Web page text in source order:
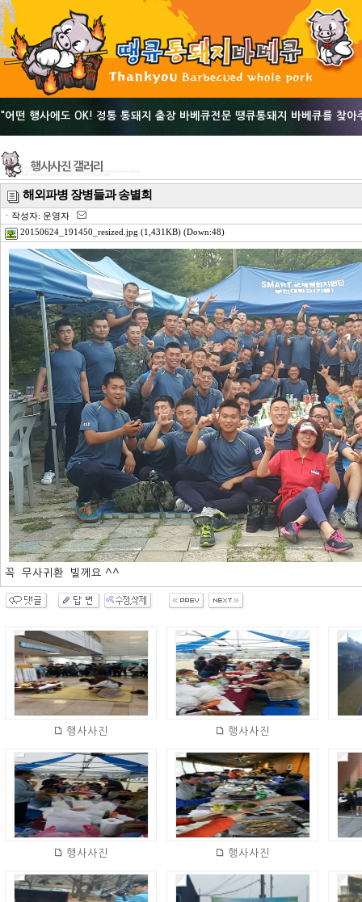
"어떤 행사에도 OK! 정통 통돼지 출장 바베큐전문 땡큐통돼지 바베큐를 찾아
행사사진 갤러리
해외파병 장병들과 송별회
ㆍ작성자: 운영자
20150624_191450_resized.jpg (1,431KB) (Down:48)
꼭 무사귀환 빌께요 ^^
행사사진 행사사진
행사사진 행사사진